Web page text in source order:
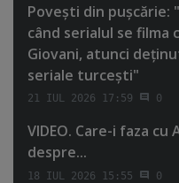
Poveşti din puşcărie:
când serialul se filma
Giovani, atunci
seriale turceşti"
21 IUL 2026 17:59 0
VIDEO. Care-i faza cu
despre...
18 IUL 2026 15:55 0